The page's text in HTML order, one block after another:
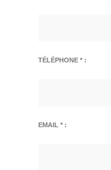
TÉLÉPHONE * :
EMAIL * :